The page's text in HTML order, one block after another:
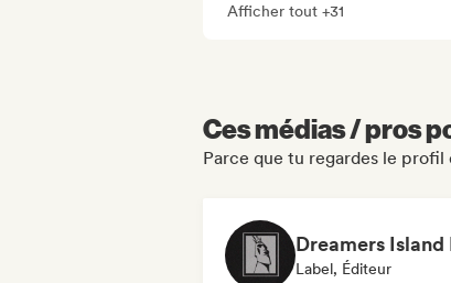
Afficher tout +31
Ces médias / pros
Parce que tu regardes le profil
Label, Éditeur